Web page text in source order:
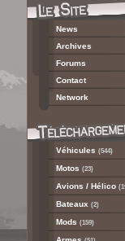
News
Archives
Forums
Contact
Network
Véhicules (544)
Motos (23)
Avions / Hélico
Bateaux (2)
Mods (159)